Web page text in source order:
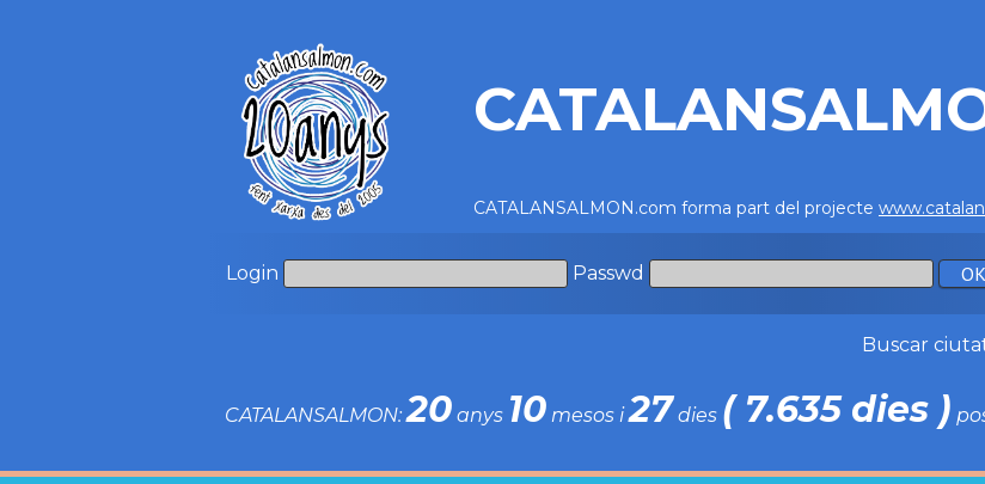
CATALANSALMON.com forma part del projecte
Login Passwd
Buscar
CATALANSALMON:20 anys 10 mesos i27 dies ( 7.635 dies )